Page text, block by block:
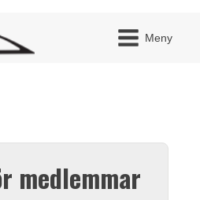
Meny
medlemmar